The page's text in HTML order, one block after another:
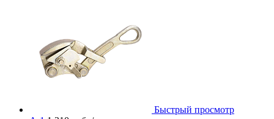
Быстрый просмотр